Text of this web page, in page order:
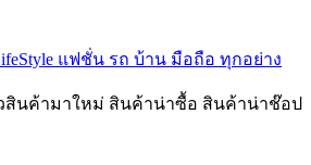
แฟชั่น รถ บ้าน มือถือ ทุกอย่าง
สินค้ามาใหม่ สินค้าน่าซื้อ สินค้าน่าช๊อป